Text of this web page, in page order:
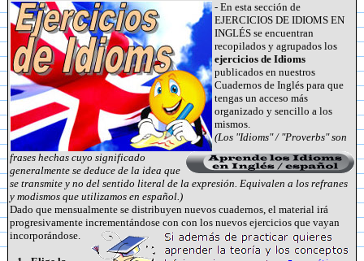
- En esta sección de
EJERCICIOS DE IDIOMS EN
INGLÉS se encuentran
recopilados y agrupados los
ejercicios de Idioms
publicados en nuestros
Cuadernos de Inglés para que
tengas un acceso más
organizado y sencillo a los
mismos.
(Los "Idioms" / "Proverbs" son
frases hechas cuyo significado
generalmente se deduce de la idea que
se transmite y no del sentido literal de la expresión. Equivalen a los refranes
y modismos que utilizamos en español.)
Dado que mensualmente se distribuyen nuevos cuadernos, el material irá
progresivamente incrementándose con con los nuevos ejercicios que vayan
incorporándose.